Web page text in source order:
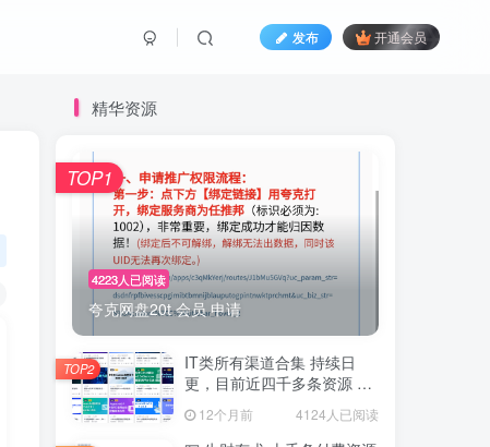
发布 开通会员
精华资源
4223人已阅读
夸克网盘20t 会员 申请
TOP1
IT类所有渠道合集 持续日
更，目前近四千多条资源 年
12个月前 4124人已阅读
TOP2